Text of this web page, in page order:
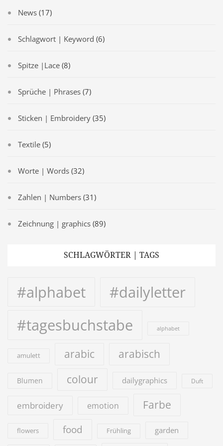
News (17)
Schlagwort | Keyword (6)
Spitze |Lace (8)
Sprüche | Phrases (7)
Sticken | Embroidery (35)
Textile (5)
Worte | Words (32)
Zahlen | Numbers (31)
Zeichnung | graphics (89)
SCHLAGWÖRTER | TAGS
#alphabet
#dailyletter
#tagesbuchstabe
alphabet
amulett arabic arabisch
Blumen colour dailygraphics Duft
embroidery emotion Farbe
flowers food Frühling garden